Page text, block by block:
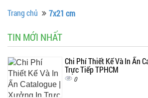
Trang chủ 7x21 cm
TIN MỚI NHẤT
Chi Phí Thiết Kế Và In Ấn
Trực Tiếp TPHCM
0